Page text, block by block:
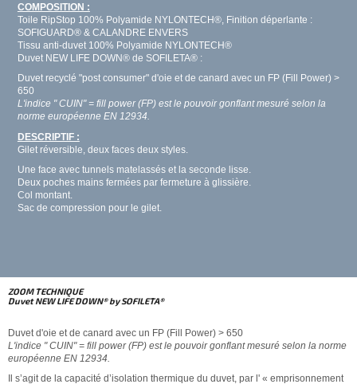
COMPOSITION :
Toile RipStop 100% Polyamide NYLONTECH®, Finition déperlante :
SOFIGUARD® & CALANDRE ENVERS
Tissu anti-duvet 100% Polyamide NYLONTECH®
Duvet NEW LIFE DOWN® de SOFILETA® :
Duvet recyclé "post consumer" d'oie et de canard avec un FP (Fill Power) >
650
L'indice " CUIN" = fill power (FP) est le pouvoir gonflant mesuré selon la
norme européenne EN 12934.
DESCRIPTIF :
Gilet réversible, deux faces deux styles.
Une face avec tunnels matelassés et la seconde lisse.
Deux poches mains fermées par fermeture à glissière.
Col montant.
Sac de compression pour le gilet.
ZOOM TECHNIQUE
Duvet NEW LIFE DOWN® by SOFILETA®
Duvet d'oie et de canard avec un FP (Fill Power) > 650
L'indice " CUIN" = fill power (FP) est le pouvoir gonflant mesuré selon la norme
européenne EN 12934.
Il s’agit de la capacité d’isolation thermique du duvet, par l' « emprisonnement